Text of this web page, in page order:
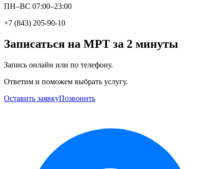
ПН–ВС 07:00–23:00
+7 (843) 205-90-10
Записаться на МРТ за 2 минуты
Запись онлайн или по телефону.
Ответим и поможем выбрать услугу.
Оставить заявкуПозвонить